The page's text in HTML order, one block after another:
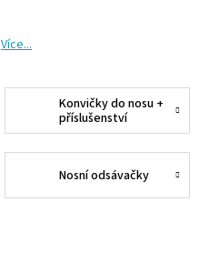
Více...
Konvičky do nosu +
příslušenství
Nosní odsávačky